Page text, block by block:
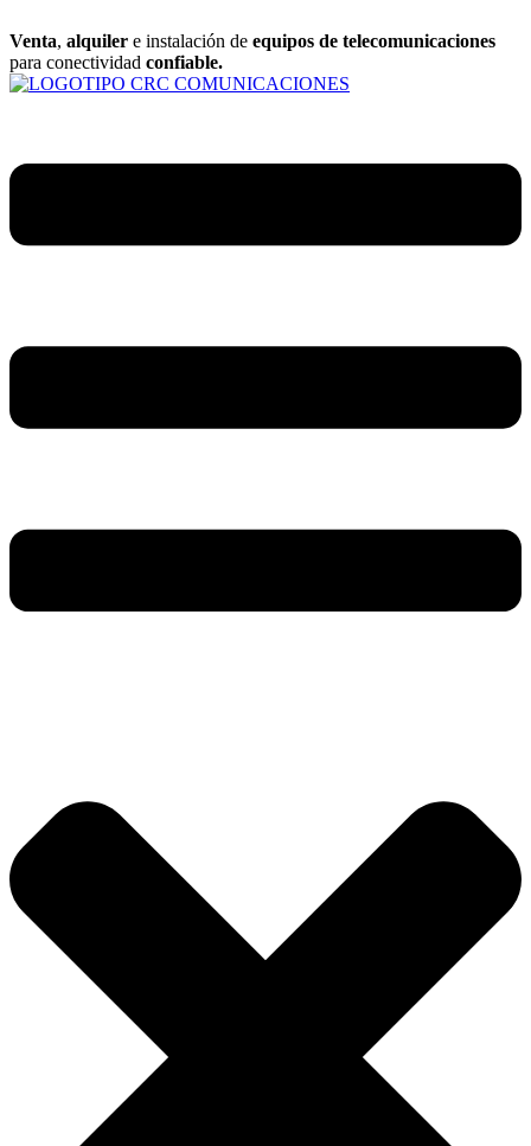
al
contenido
Venta, alquiler e instalación de equipos de telecomunicaciones
para conectividad confiable.